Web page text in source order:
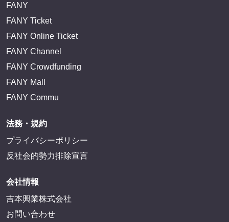
FANY
FANY Ticket
FANY Online Ticket
FANY Channel
FANY Crowdfunding
FANY Mall
FANY Commu
法務・規約
プライバシーポリシー
反社会的勢力排除宣言
会社情報
吉本興業株式会社
お問い合わせ